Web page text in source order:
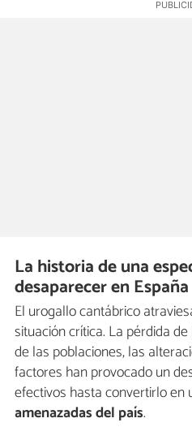
La historia de una
desaparecer en España
El urogallo cantábrico
situación crítica. La pérdida
de las poblaciones, las
factores han provocado un
efectivos hasta convertirlo en
amenazadas del país.